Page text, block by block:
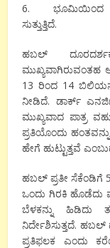
6.ಭೂಮಿಯಿಂದ
ಸುತ್ತುತ್ತಿದೆ.
ಹಬಲ್
ಮುಖ್ಯವಾಗಿರುವಂತಹ
13 ರಿಂದ 14
ನೀಡಿದೆ. ಡಾರ್ಕ್
ಮುಖ್ಯವಾದ ಪಾತ್ರ
ಪ್ರತಿಯೊಂದು ಹಂತವನ್ನು
ಹೇಗೆ ಹುಟ್ಟುತ್ತವೆ
ಹಬಲ್ ಪ್ರತೀ ಸೆಕೆಂಡಿಗೆ 5
ಒಂದು ಗಿರಕಿ ಹೊಡೆದು
ಬೆಳಕನ್ನು
ಹಿಡಿದು
ನಿರ್ದೇಶಿಸುತ್ತದೆ. ಹಬಲ್
ಪ್ರತಿಫಲಕ
ಎಂದು